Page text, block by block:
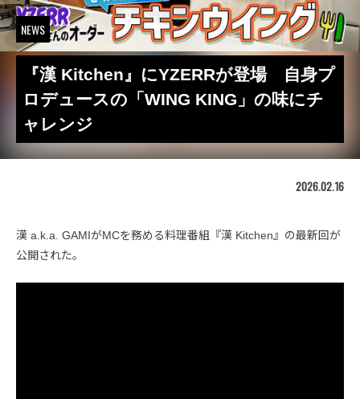
NEWS
『漢 Kitchen』にYZERRが登場 自身プ
ロデュースの「WING KING」の味にチ
ャレンジ
2026.02.16
漢 a.k.a. GAMIがMCを務める料理番組『漢 Kitchen』の最新回が
公開された。